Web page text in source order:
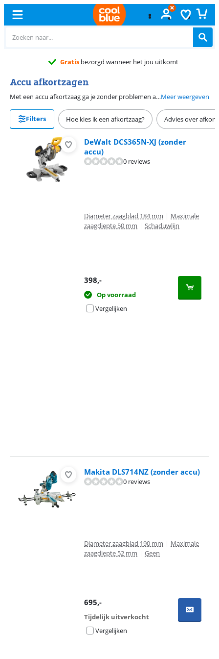
Gratis bezorgd wanneer het jou uitkomt
Accu afkortzagen
Met een accu afkortzaag ga je zonder problemen aan de slag op plekken zonder een stopcontact. Dat is handig, want zo zaag je in de tuin of op de werkplaats zonder gedoe met kabels. Accu afkortzagen zijn er van verschillende merken. Zo heb je bijvoorbeeld Makita accu afkortzagen en Bosch Professional accu afkortzagen. Ze werken meestal op één of 2 accu’s van 18 volt. De meeste accu afkortzagen zijn onderdeel van een accu platform. Heb je al een accu van hetzelfde platform in huis? Dan gebruik je die ook op jouw accu afkortzaag.Meer weergeven
Filters Hoe kies ik een afkortzaag? Advies over
DeWalt DCS365N-XJ (zonder
accu)
0 reviews
Diameter zaagblad 184 mm | Maximale
zaagdiepte 50 mm | Schaduwlijn
398,-
Op voorraad
Vergelijken
Makita DLS714NZ (zonder accu)
0 reviews
Diameter zaagblad 190 mm | Maximale
zaagdiepte 52 mm | Geen
695,-
Tijdelijk uitverkocht
Vergelijken